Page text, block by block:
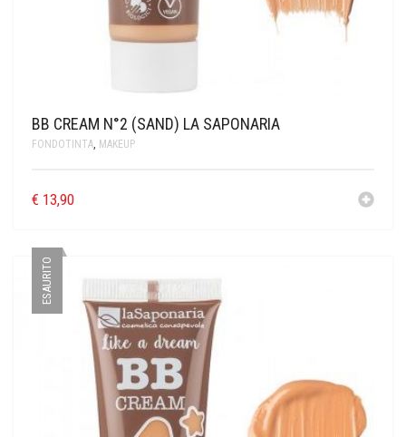
BB CREAM N°2 (SAND) LA SAPONARIA
FONDOTINTA, MAKEUP
€ 13,90
ESAURITO